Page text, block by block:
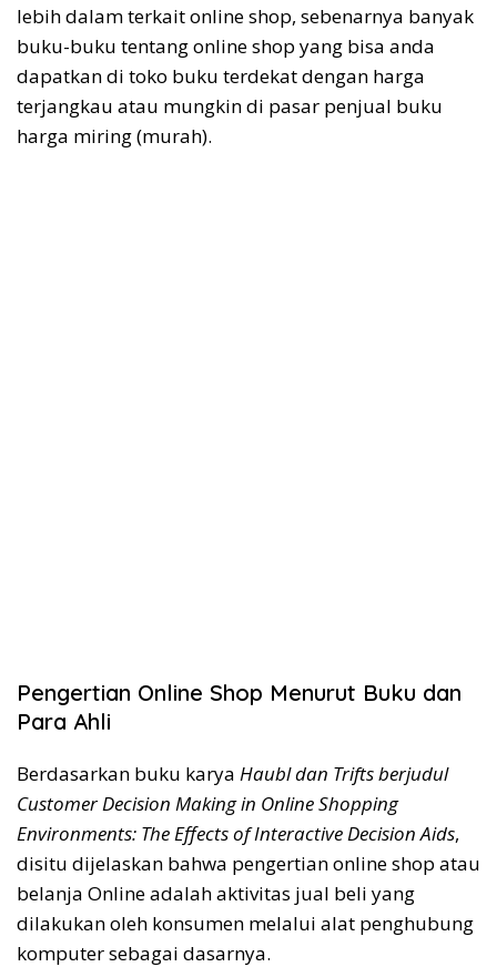
lebih dalam terkait online shop, sebenarnya banyak
buku-buku tentang online shop yang bisa anda
dapatkan di toko buku terdekat dengan harga
terjangkau atau mungkin di pasar penjual buku
harga miring (murah).
Pengertian Online Shop Menurut Buku dan
Para Ahli
Berdasarkan buku karya Haubl dan Trifts berjudul
Customer Decision Making in Online Shopping
Environments: The Effects of Interactive Decision Aids,
disitu dijelaskan bahwa pengertian online shop atau
belanja Online adalah aktivitas jual beli yang
dilakukan oleh konsumen melalui alat penghubung
komputer sebagai dasarnya.